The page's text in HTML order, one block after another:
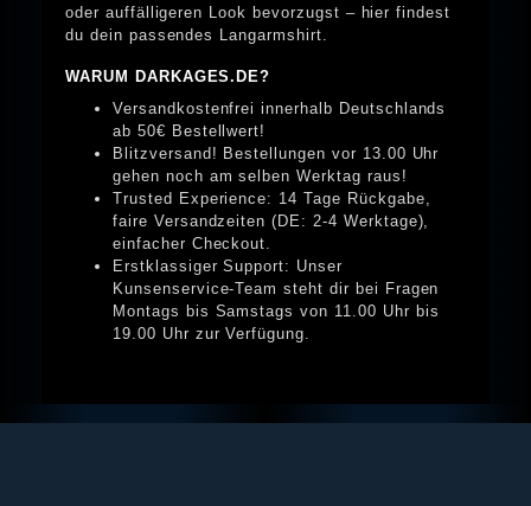
oder auffälligeren Look bevorzugst – hier findest
du dein passendes Langarmshirt.
WARUM DARKAGES.DE?
Versandkostenfrei innerhalb Deutschlands
ab 50€ Bestellwert!
Blitzversand! Bestellungen vor 13.00 Uhr
gehen noch am selben Werktag raus!
Trusted Experience: 14 Tage Rückgabe,
faire Versandzeiten (DE: 2-4 Werktage),
einfacher Checkout.
Erstklassiger Support: Unser
Kunsenservice-Team steht dir bei Fragen
Montags bis Samstags von 11.00 Uhr bis
19.00 Uhr zur Verfügung.